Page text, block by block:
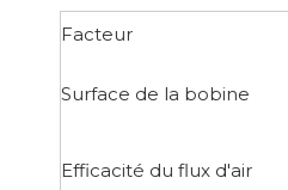
Facteur
Surface de la bobine
Efficacité du flux d'air